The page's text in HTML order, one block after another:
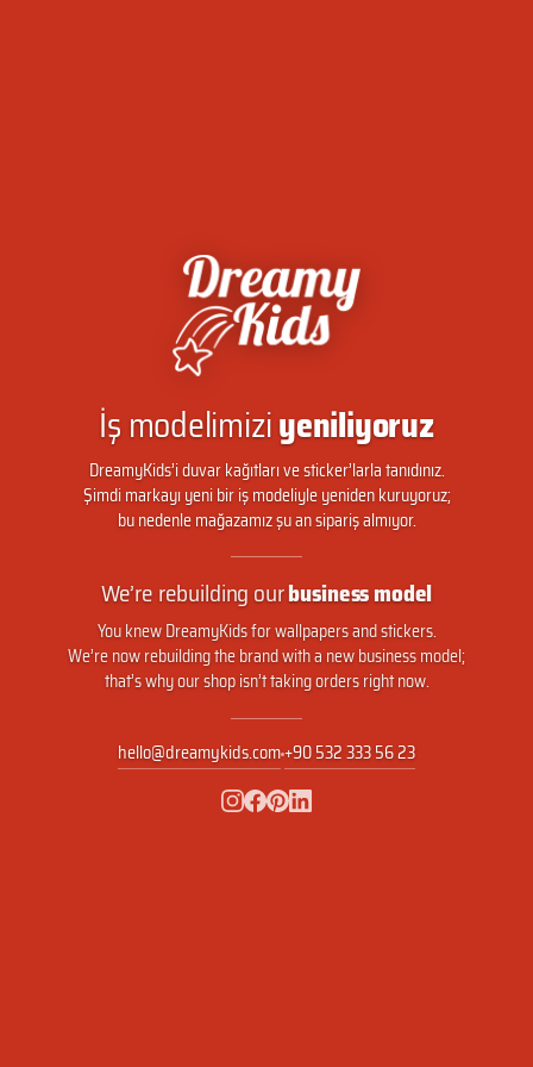
İş modelimiziyeniliyoruz
DreamyKids’i duvar kağıtları ve sticker’larla tanıdınız.
Şimdi markayı yeni bir iş modeliyle yeniden kuruyoruz;
bu nedenle mağazamız şu an sipariş almıyor.
We’re rebuilding ourbusiness model
You knew DreamyKids for wallpapers and stickers.
We’re now rebuilding the brand with a new business model;
that’s why our shop isn’t taking orders right now.
hello@dreamykids.com+90 532 333 56 23